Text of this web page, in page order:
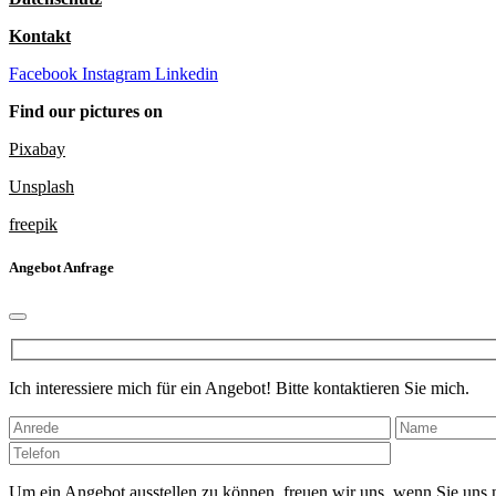
Kontakt
Facebook Instagram Linkedin
Find our pictures on
Pixabay
Unsplash
freepik
Angebot Anfrage
Ich interessiere mich für ein Angebot! Bitte kontaktieren Sie mich.
Bitte
lasse
dieses
Um ein Angebot ausstellen zu können, freuen wir uns, wenn Sie uns